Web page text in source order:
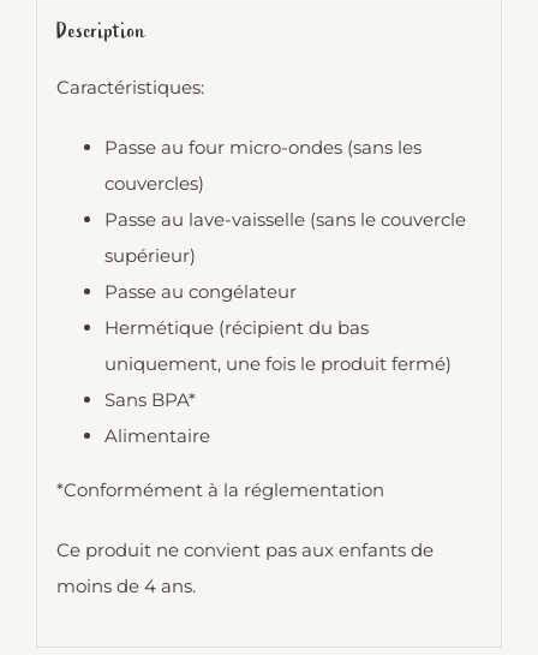
Description
Caractéristiques:
Passe au four micro-ondes (sans les
couvercles)
Passe au lave-vaisselle (sans le couvercle
supérieur)
Passe au congélateur
Hermétique (récipient du bas
uniquement, une fois le produit fermé)
Sans BPA*
Alimentaire
*Conformément à la réglementation
Ce produit ne convient pas aux enfants de
moins de 4 ans.